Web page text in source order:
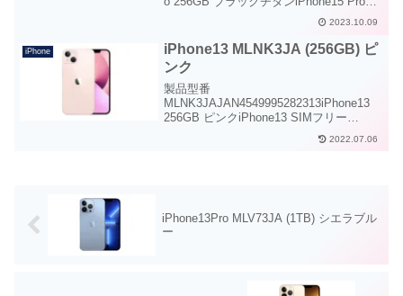
SIMフリー 256GBブラックチタン注意電
源アダプタ・イヤホンマイクは付属して
いません。別途ご購入ください。...
2023.10.09
iPhone
iPhone13 MLNK3JA (256GB) ピ
ンク
製品型番
MLNK3JAJAN4549995282313iPhone13
256GB ピンクiPhone13 SIMフリー
256GBピンク仕様iPhone13用アクセサリ
2022.07.06
iPhone13Pro MLV73JA (1TB) シエラブル
ー